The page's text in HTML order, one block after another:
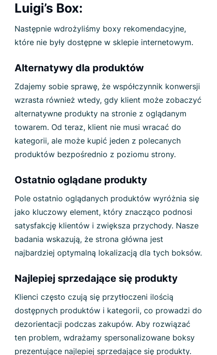
Luigi’s Box:
Następnie wdrożyliśmy boxy rekomendacyjne,
które nie były dostępne w sklepie internetowym.
Alternatywy dla produktów
Zdajemy sobie sprawę, że współczynnik konwersji
wzrasta również wtedy, gdy klient może zobaczyć
alternatywne produkty na stronie z oglądanym
towarem. Od teraz, klient nie musi wracać do
kategorii, ale może kupić jeden z polecanych
produktów bezpośrednio z poziomu strony.
Ostatnio oglądane produkty
Pole ostatnio oglądanych produktów wyróżnia się
jako kluczowy element, który znacząco podnosi
satysfakcję klientów i zwiększa przychody. Nasze
badania wskazują, że strona główna jest
najbardziej optymalną lokalizacją dla tych boksów.
Najlepiej sprzedające się produkty
Klienci często czują się przytłoczeni ilością
dostępnych produktów i kategorii, co prowadzi do
dezorientacji podczas zakupów. Aby rozwiązać
ten problem, wdrażamy spersonalizowane boksy
prezentujące najlepiej sprzedające się produkty.